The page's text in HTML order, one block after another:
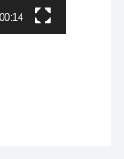
00:14